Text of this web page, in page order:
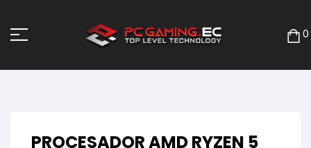
0
PROCESADOR AMD RYZEN 5